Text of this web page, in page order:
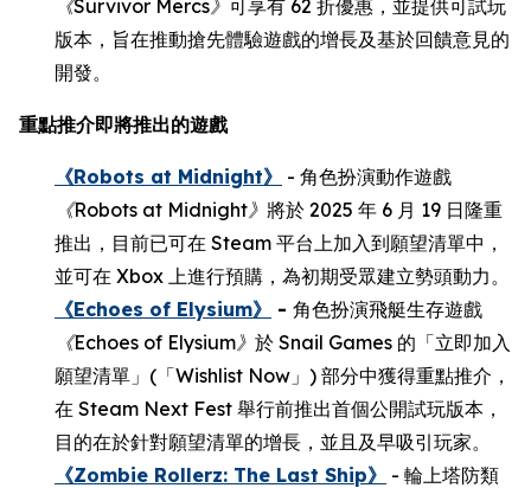
《Survivor Mercs》 可享有 62 折優惠，並提供可試玩
版本，旨在推動搶先體驗遊戲的增長及基於回饋意見的
開發。
重點推介即將推出的遊戲
《Robots at Midnight》
- 角色扮演動作遊戲
《Robots at Midnight》 將於 2025 年 6 月 19 日隆重
推出，目前已可在 Steam 平台上加入到願望清單中，
並可在 Xbox 上進行預購，為初期受眾建立勢頭動力。
《Echoes of Elysium》
- 角色扮演飛艇生存遊戲
《Echoes of Elysium》 於 Snail Games 的「立即加入
願望清單」(「Wishlist Now」) 部分中獲得重點推介，
在 Steam Next Fest 舉行前推出首個公開試玩版本，
目的在於針對願望清單的增長，並且及早吸引玩家。
《Zombie Rollerz: The Last Ship》
- 輪上塔防類